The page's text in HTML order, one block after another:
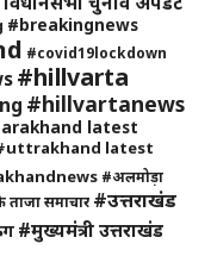
#breakingnews
#covid19lockdown
#hillvarta
#hillvartanews
latest
latest
#अलमोड़ा
ताजा समाचार #उत्तराखंड
#मुख्यमंत्री उत्तराखंड